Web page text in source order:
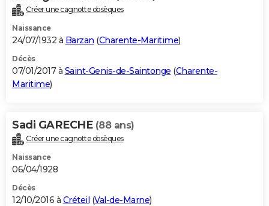
Créer une cagnotte obsèques
Naissance
24/07/1932 à Barzan (Charente-Maritime)
Décès
07/01/2017 à Saint-Genis-de-Saintonge (Charente-
Maritime)
Sadi GARECHE (88 ans)
Créer une cagnotte obsèques
Naissance
06/04/1928
Décès
12/10/2016 à Créteil (Val-de-Marne)